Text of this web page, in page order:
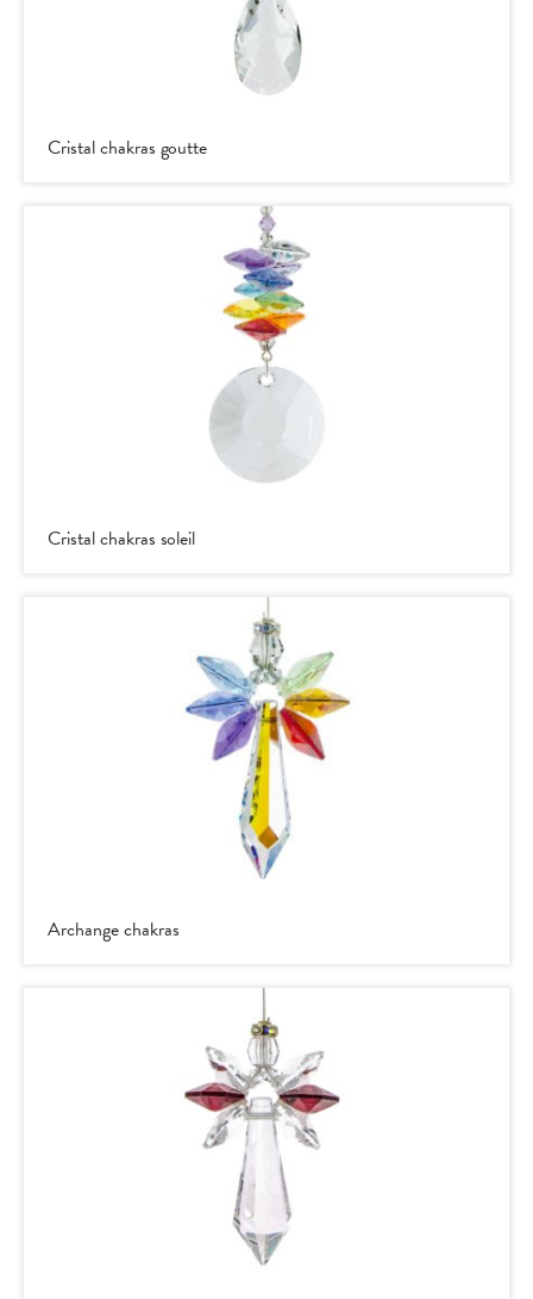
Cristal chakras goutte
Cristal chakras soleil
Archange chakras